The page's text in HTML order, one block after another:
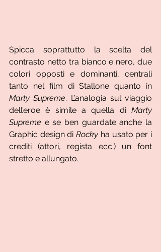
Spicca soprattutto la scelta del
contrasto netto tra bianco e nero, due
colori opposti e dominanti, centrali
Marty Supreme. L’analogia sul viaggio
dell’eroe è simile a quella di Marty
Supreme e se ben guardate anche la
Graphic design di Rocky ha usato per i
crediti (attori, regista ecc.) un font
stretto e allungato.